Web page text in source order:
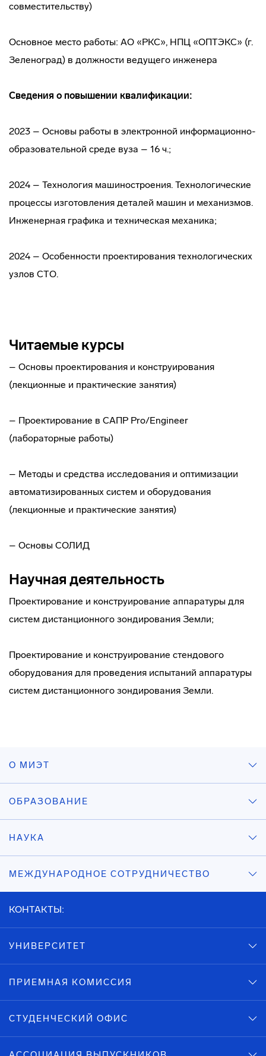
совместительству)
Основное место работы: АО «РКС», НПЦ «ОПТЭКС» (г.
Зеленоград) в должности ведущего инженера
Сведения о повышении квалификации:
2023 – Основы работы в электронной информационно-
образовательной среде вуза – 16 ч.;
2024 – Технология машиностроения. Технологические
процессы изготовления деталей машин и механизмов.
Инженерная графика и техническая механика;
2024 – Особенности проектирования технологических
узлов СТО.
Читаемые курсы
– Основы проектирования и конструирования
(лекционные и практические занятия)
– Проектирование в САПР Pro/Engineer
(лабораторные работы)
– Методы и средства исследования и оптимизации
автоматизированных систем и оборудования
(лекционные и практические занятия)
– Основы СОЛИД
Научная деятельность
Проектирование и конструирование аппаратуры для
систем дистанционного зондирования Земли;
Проектирование и конструирование стендового
оборудования для проведения испытаний аппаратуры
систем дистанционного зондирования Земли.
О МИЭТ
ОБРАЗОВАНИЕ
НАУКА
МЕЖДУНАРОДНОЕ СОТРУДНИЧЕСТВО
КОНТАКТЫ:
УНИВЕРСИТЕТ
ПРИЕМНАЯ КОМИССИЯ
СТУДЕНЧЕСКИЙ ОФИС